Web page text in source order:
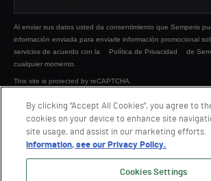
Al enviar sus datos usted da consentimiento que Semperis
información enviada para enviarle información promocional
servicios de acuerdo con la
Política de Privacidad
de
cualquier momento.
This site is protected by reCAPTCHA.
ENVIAR
By clicking “Accept All Cookies”, you agree to
cookies on your device to enhance site
site usage, and assist in our marketing efforts.
information, see our Privacy Policy.
Cookies Settings